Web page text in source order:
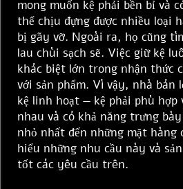
mong muốn kệ phải bền bỉ và
thể chịu đựng được nhiều loại
bị gãy vỡ. Ngoài ra, họ cũng
lau chùi sạch sẽ. Việc giữ kệ
khác biệt lớn trong nhận thức
với sản phẩm. Vì vậy, nhà bán
kệ linh hoạt — kệ phải phù
nhau và có khả năng trưng
nhỏ nhất đến những mặt hàng
hiểu những nhu cầu này và
tốt các yêu cầu trên.